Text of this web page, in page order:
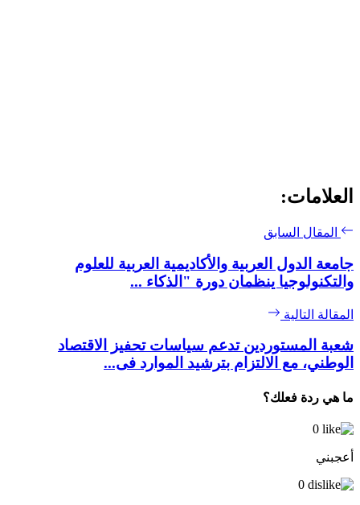
العلامات:
المقال السابق
جامعة الدول العربية والأكاديمية العربية للعلوم
والتكنولوجيا ينظمان دورة "الذكاء ...
المقالة التالية
شعبة المستوردين تدعم سياسات تحفيز الاقتصاد
الوطني، مع الالتزام بترشيد الموارد فى...
ما هي ردة فعلك؟
0
أعجبني
0